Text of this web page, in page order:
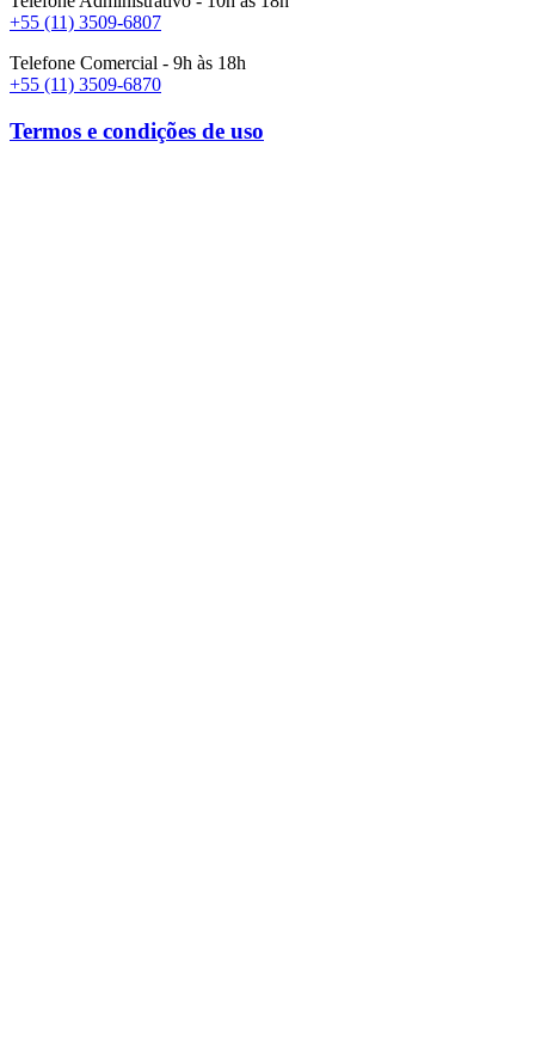
+55 (11) 3509-6807
Telefone Comercial - 9h às 18h
+55 (11) 3509-6870
Termos e condições de uso